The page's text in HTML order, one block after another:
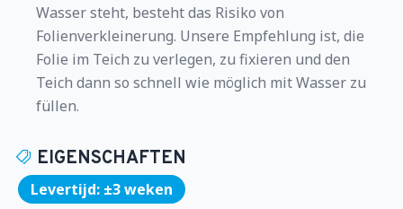
Wasser steht, besteht das Risiko von
Folienverkleinerung. Unsere Empfehlung ist, die
Folie im Teich zu verlegen, zu fixieren und den
Teich dann so schnell wie möglich mit Wasser zu
füllen.
EIGENSCHAFTEN
Levertijd: ±3 weken